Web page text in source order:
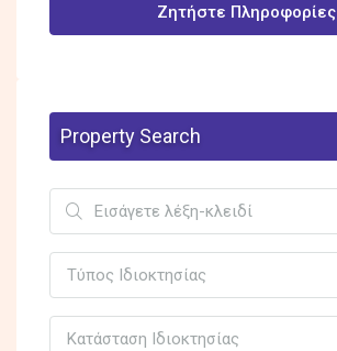
Ζητήστε Πληροφορίες
Property Search
Τύπος Ιδιοκτησίας
Κατάσταση Ιδιοκτησίας